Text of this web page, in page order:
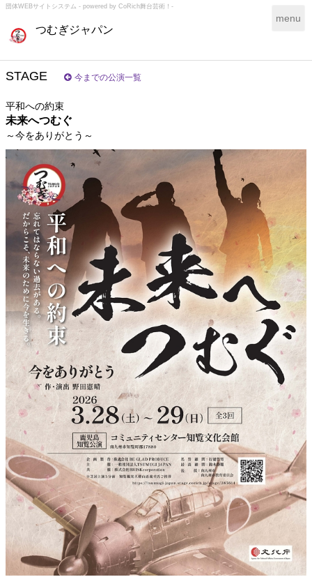
団体WEBサイトシステム - powered by CoRich舞台芸術！-
つむぎジャパン
T
g
n
menu
STAGE 今までの公演一覧
平和への約束
未来へつむぐ
～今をありがとう～